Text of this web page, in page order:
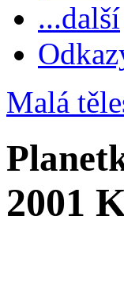
...další
Malá
2001